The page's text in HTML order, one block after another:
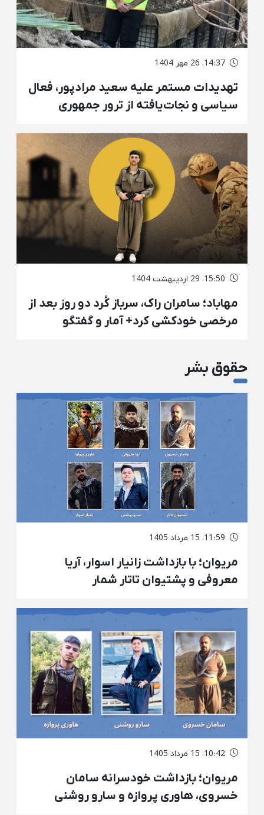
14:37، 26 مهر 1404
تهدیدات مستمر علیه سعید مرادپور، فعال
سیاسی و نجات‌یافته از ترور جمهوری
15:50، 29 اردیبهشت 1404
مهاباد؛ سامران راک، سرباز کُرد دو روز بعد از
مرخصی خودکشی کرد+ آمار و گفتگو
حقوق بشر
11:59، 15 مرداد 1405
مریوان؛ با بازداشت زانیار اسوار، آریا
معروفی و پشتیوان تاتار شمار
شش تن افزایش پیدا کرد
10:42، 15 مرداد 1405
مریوان؛ بازداشت‌ خودسرانه سامان
خسروی، هاوری پروازه و سارو روشنی